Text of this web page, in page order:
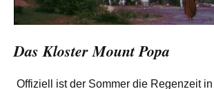
Das Kloster Mount Popa
Offiziell ist der Sommer die Regenzeit